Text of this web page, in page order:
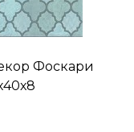
Фоскари